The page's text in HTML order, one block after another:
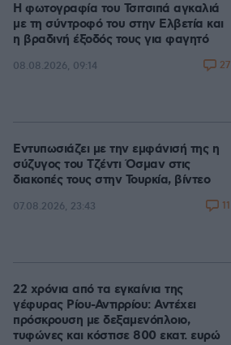
Η φωτογραφία του Τσιτσιπά αγκαλιά
με τη σύντροφό του στην Ελβετία και
η βραδινή έξοδός τους για φαγητό
08.08.2026, 09:14 27
Εντυπωσιάζει με την εμφάνισή της η
σύζυγος του Τζέντι Όσμαν στις
διακοπές τους στην Τουρκία, βίντεο
07.08.2026, 23:43 11
22 χρόνια από τα εγκαίνια της
γέφυρας Ρίου-Αντιρρίου: Αντέχει
πρόσκρουση με δεξαμενόπλοιο,
τυφώνες και κόστισε 800 εκατ. ευρώ